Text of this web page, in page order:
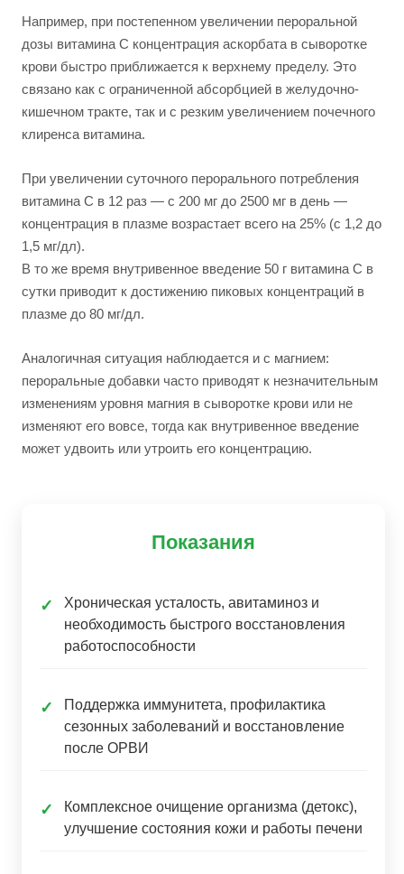
Например, при постепенном увеличении пероральной
дозы витамина C концентрация аскорбата в сыворотке
крови быстро приближается к верхнему пределу. Это
связано как с ограниченной абсорбцией в желудочно-
кишечном тракте, так и с резким увеличением почечного
клиренса витамина.
При увеличении суточного перорального потребления
витамина C в 12 раз — с 200 мг до 2500 мг в день —
концентрация в плазме возрастает всего на 25% (с 1,2 до
1,5 мг/дл).
В то же время внутривенное введение 50 г витамина C в
сутки приводит к достижению пиковых концентраций в
плазме до 80 мг/дл.
Аналогичная ситуация наблюдается и с магнием:
пероральные добавки часто приводят к незначительным
изменениям уровня магния в сыворотке крови или не
изменяют его вовсе, тогда как внутривенное введение
может удвоить или утроить его концентрацию.
Показания
✓
Хроническая усталость, авитаминоз и
необходимость быстрого восстановления
работоспособности
✓
Поддержка иммунитета, профилактика
сезонных заболеваний и восстановление
после ОРВИ
✓
Комплексное очищение организма (детокс),
улучшение состояния кожи и работы печени